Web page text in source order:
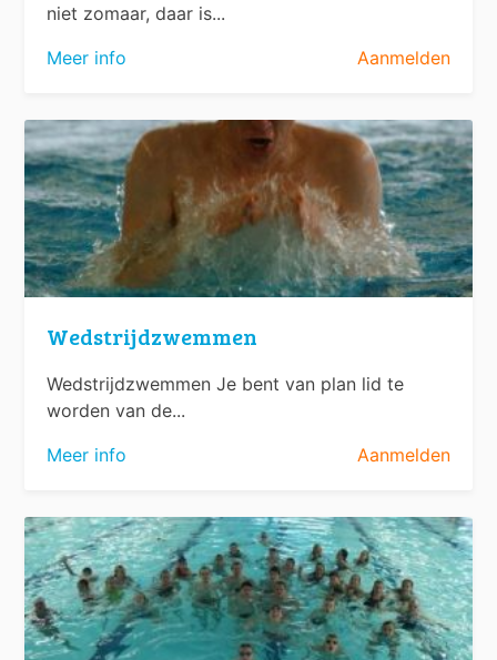
niet zomaar, daar is...
Meer info
Aanmelden
Wedstrijdzwemmen
Wedstrijdzwemmen Je bent van plan lid te
worden van de...
Meer info
Aanmelden